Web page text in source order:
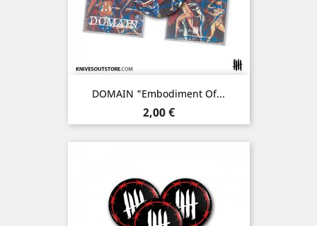
DOMAIN "Embodiment Of...
Prix
2,00 €